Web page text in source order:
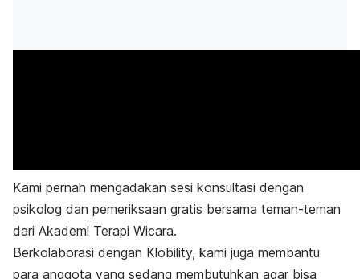
Kami pernah mengadakan sesi konsultasi dengan
psikolog dan pemeriksaan gratis bersama teman-teman
dari Akademi Terapi Wicara.
Berkolaborasi dengan Klobility, kami juga membantu
para anggota yang sedang membutuhkan agar bisa